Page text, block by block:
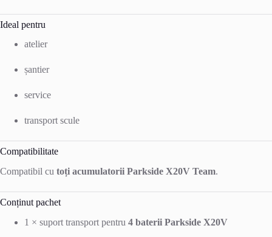
Ideal pentru
atelier
șantier
service
transport scule
Compatibilitate
Compatibil cu toți acumulatorii Parkside X20V Team.
Conținut pachet
1 × suport transport pentru 4 baterii Parkside X20V